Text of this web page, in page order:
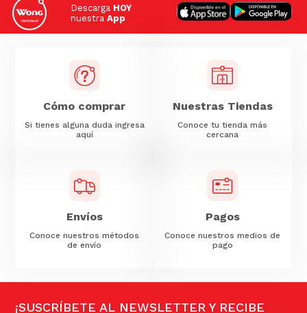
Descarga HOY
nuestra App
Cómo comprar
Si tienes alguna duda ingresa
aquí
Nuestras Tiendas
Conoce tu tienda más
cercana
Envíos
Conoce nuestros métodos
de envío
Pagos
Conoce nuestros medios de
pago
¡SUSCRÍBETE AL NEWSLETTER Y RECIBE